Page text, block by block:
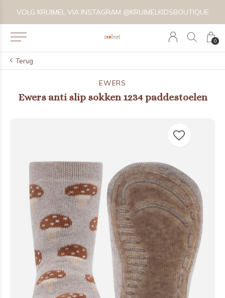
0
VOLG KRUIMEL VIA INSTAGRAM @KRUIMELKIDSBOUTIQUE
Terug
EWERS
Ewers anti slip sokken 1234 paddestoelen